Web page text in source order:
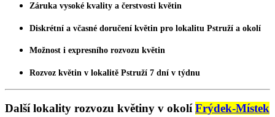
Záruka vysoké kvality a čerstvosti květin
Diskrétní a včasné doručení květin pro lokalitu Pstruží a okolí
Možnost i expresního rozvozu květin
Rozvoz květin v lokalitě Pstruží 7 dní v týdnu
Další lokality rozvozu květiny v okolíFrýdek-Místek